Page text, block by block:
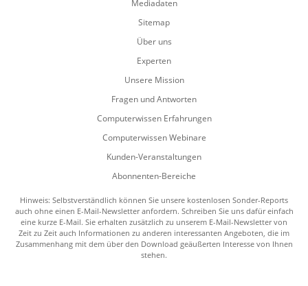
Mediadaten
Sitemap
Über uns
Experten
Unsere Mission
Fragen und Antworten
Computerwissen Erfahrungen
Computerwissen Webinare
Kunden-Veranstaltungen
Abonnenten-Bereiche
Hinweis: Selbstverständlich können Sie unsere kostenlosen Sonder-Reports
auch ohne einen E-Mail-Newsletter anfordern. Schreiben Sie uns dafür einfach
eine kurze E-Mail. Sie erhalten zusätzlich zu unserem E-Mail-Newsletter von
Zeit zu Zeit auch Informationen zu anderen interessanten Angeboten, die im
Zusammenhang mit dem über den Download geäußerten Interesse von Ihnen
stehen.